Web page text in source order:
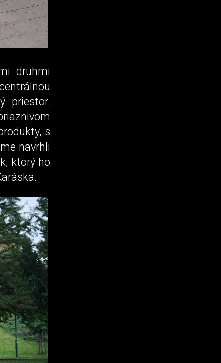
druhmi
priestor.
s
navrhli
ktorý ho